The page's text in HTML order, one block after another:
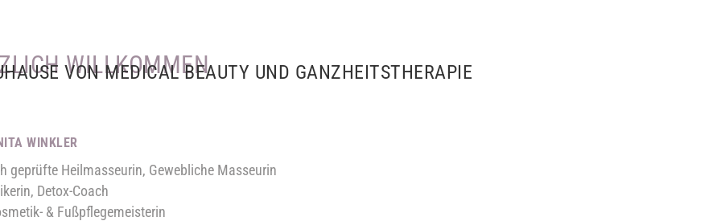
WILLKOMMEN
VON MEDICAL BEAUTY UND GANZHEITSTHERAPIE
WINKLER
geprüfte Heilmasseurin, Gewebliche Masseurin
Detox-Coach
& Fußpflegemeisterin